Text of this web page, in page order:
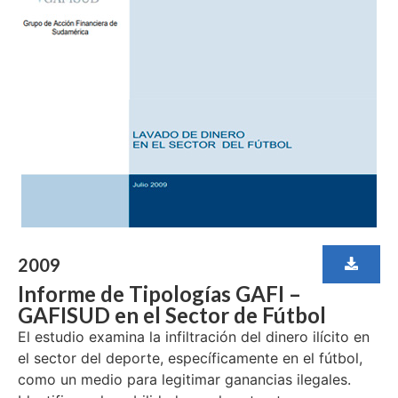
2009
Informe de Tipologías GAFI –
GAFISUD en el Sector de Fútbol
El estudio examina la infiltración del dinero ilícito en
el sector del deporte, específicamente en el fútbol,
como un medio para legitimar ganancias ilegales.